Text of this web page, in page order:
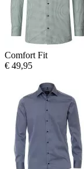
Comfort Fit
€ 49,95